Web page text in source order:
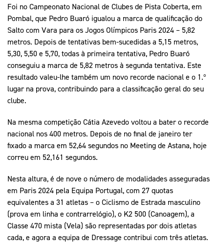
Equipa Portugal
Foi no Campeonato Nacional de Clubes de Pista Coberta, em
Pombal, que Pedro Buaró igualou a marca de qualificação do
Salto com Vara para os Jogos Olímpicos Paris 2024 – 5,82
metros. Depois de tentativas bem-sucedidas a 5,15 metros,
5,30, 5,50 e 5,70, todas à primeira tentativa, Pedro Buaró
conseguiu a marca de 5,82 metros à segunda tentativa. Este
resultado valeu-lhe também um novo recorde nacional e o 1.º
lugar na prova, contribuindo para a classificação geral do seu
clube.
Na mesma competição Cátia Azevedo voltou a bater o recorde
nacional nos 400 metros. Depois de no final de janeiro ter
fixado a marca em 52,64 segundos no Meeting de Astana, hoje
correu em 52,161 segundos.
Nesta altura, é de nove o número de modalidades asseguradas
em Paris 2024 pela Equipa Portugal, com 27 quotas
equivalentes a 31 atletas – o Ciclismo de Estrada masculino
(prova em linha e contrarrelógio), o K2 500 (Canoagem), a
Classe 470 mista (Vela) são representadas por dois atletas
cada, e agora a equipa de Dressage contribui com três atletas.